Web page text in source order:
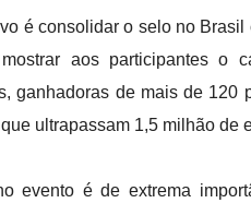
é consolidar o selo no
mostrar aos participantes o
ganhadoras de mais de 120
ultrapassam 1,5 milhão de
evento é de extrema